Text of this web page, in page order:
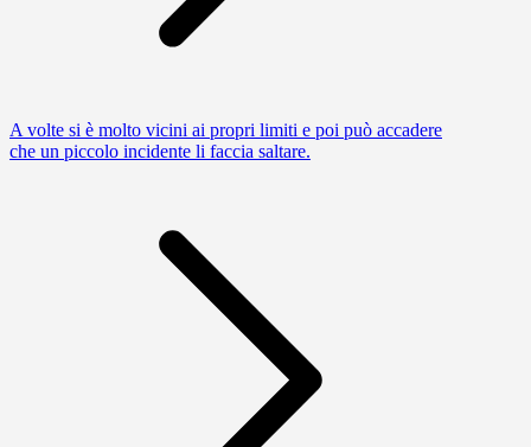
A volte si è molto vicini ai propri limiti e poi può accadere
che un piccolo incidente li faccia saltare.